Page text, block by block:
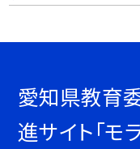
愛知県教育
進サイト「モ